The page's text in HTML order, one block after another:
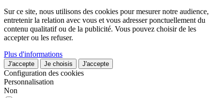
Sur ce site, nous utilisons des cookies pour mesurer notre audience,
entretenir la relation avec vous et vous adresser ponctuellement du
contenu qualitatif ou de la publicité. Vous pouvez choisir de les
accepter ou les refuser.
Plus d'informations
J'accepte Je choisis J'accepte
Configuration des cookies
Personnalisation
Non